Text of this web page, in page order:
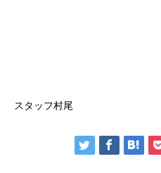
スタッフ村尾